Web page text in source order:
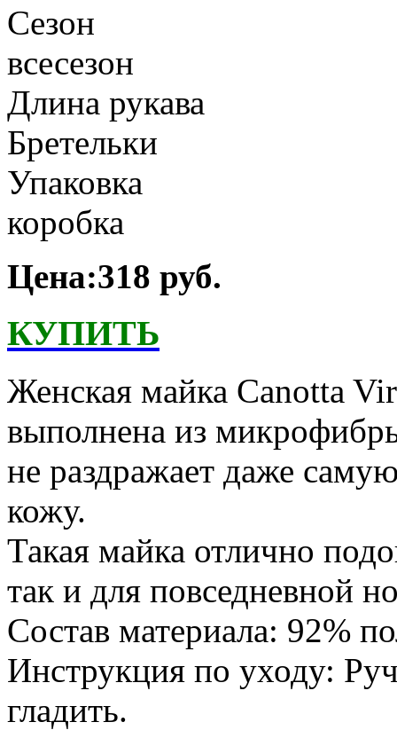
Сезон
всесезон
Длина рукава
Бретельки
Упаковка
коробка
Цена:318 руб.
КУПИТЬ
Женская майка Canotta
выполнена из
не раздражает даже
кожу.
Такая майка отлично
так и для повседневной
Состав материала: 92%
Инструкция по уходу:
гладить.